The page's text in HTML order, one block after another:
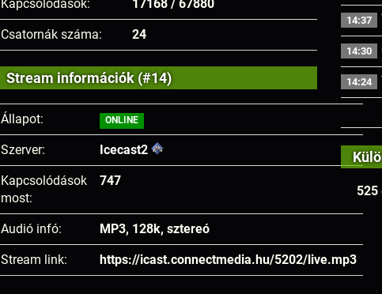
Kapcsolódások: 17168 / 67880
Csatornák száma: 24
Stream információk (#14)
Állapot: ONLINE
Szerver: Icecast2
Kapcsolódások
most:
747
Audió infó: MP3, 128k, sztereó
Stream link: https://icast.connectmedia.hu/5202/live.mp3
14:37
14:30
14:24
525